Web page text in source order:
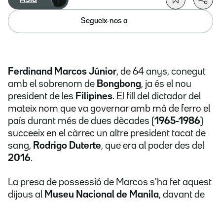
Segueix-nos a
Ferdinand Marcos Júnior, de 64 anys, conegut
amb el sobrenom de Bongbong, ja és el nou
president de les Filipines. El fill del dictador del
mateix nom que va governar amb mà de ferro el
país durant més de dues dècades (1965-1986)
succeeix en el càrrec un altre president tacat de
sang, Rodrigo Duterte, que era al poder des del
2016.
La presa de possessió de Marcos s'ha fet aquest
dijous al Museu Nacional de Manila, davant de